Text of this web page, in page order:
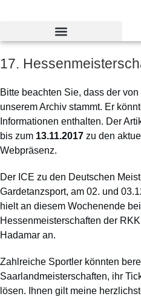
17.
Bitte beachten Sie, dass der
unserem Archiv stammt. Er
Informationen enthalten. Der
bis zum 13.11.2017 zu den
Webpräsenz.
Der ICE zu den Deutschen
Gardetanzsport, am 02. und
hielt an diesem Wochenende
Hessenmeisterschaften der
Hadamar an.
Zahlreiche Sportler könnten
Saarlandmeisterschaften, ihr
lösen. Ihnen gilt meine